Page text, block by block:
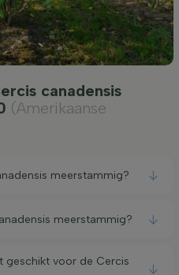
canadensis
(Amerikaanse
meerstammig?
meerstammig?
geschikt voor de Cercis